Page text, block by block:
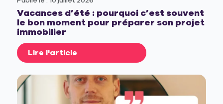
Vacances d’été : pourquoi c’est souvent
le bon moment pour préparer son projet
immobilier
Lire l'article